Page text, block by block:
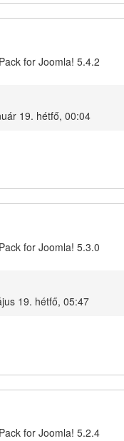
for Joomla! 5.4.2
19. hétfő, 00:04
for Joomla! 5.3.0
19. hétfő, 05:47
for Joomla! 5.2.4